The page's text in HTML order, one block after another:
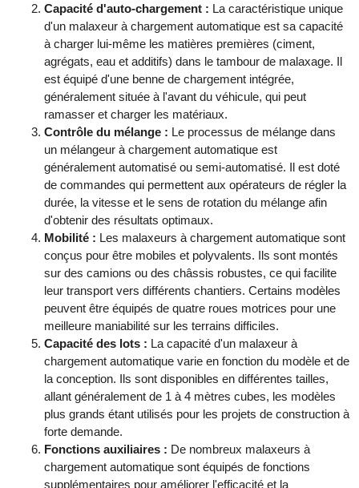
Capacité d'auto-chargement : La caractéristique unique
d'un malaxeur à chargement automatique est sa capacité
à charger lui-même les matières premières (ciment,
agrégats, eau et additifs) dans le tambour de malaxage. Il
est équipé d'une benne de chargement intégrée,
généralement située à l'avant du véhicule, qui peut
ramasser et charger les matériaux.
Contrôle du mélange : Le processus de mélange dans
un mélangeur à chargement automatique est
généralement automatisé ou semi-automatisé. Il est doté
de commandes qui permettent aux opérateurs de régler la
durée, la vitesse et le sens de rotation du mélange afin
d'obtenir des résultats optimaux.
Mobilité : Les malaxeurs à chargement automatique sont
conçus pour être mobiles et polyvalents. Ils sont montés
sur des camions ou des châssis robustes, ce qui facilite
leur transport vers différents chantiers. Certains modèles
peuvent être équipés de quatre roues motrices pour une
meilleure maniabilité sur les terrains difficiles.
Capacité des lots : La capacité d'un malaxeur à
chargement automatique varie en fonction du modèle et de
la conception. Ils sont disponibles en différentes tailles,
allant généralement de 1 à 4 mètres cubes, les modèles
plus grands étant utilisés pour les projets de construction à
forte demande.
Fonctions auxiliaires : De nombreux malaxeurs à
chargement automatique sont équipés de fonctions
supplémentaires pour améliorer l'efficacité et la